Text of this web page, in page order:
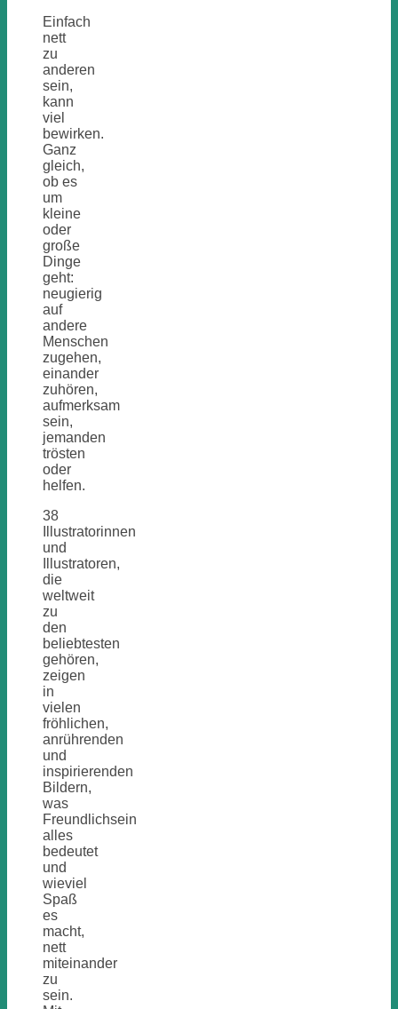
Einfach
nett
zu
anderen
sein,
kann
viel
bewirken.
Ganz
gleich,
ob es
um
kleine
oder
große
Dinge
geht:
neugierig
auf
andere
Menschen
zugehen,
einander
zuhören,
aufmerksam
sein,
jemanden
trösten
oder
helfen.
38
Illustratorinnen
und
Illustratoren,
die
weltweit
zu
den
beliebtesten
gehören,
zeigen
in
vielen
fröhlichen,
anrührenden
und
inspirierenden
Bildern,
was
Freundlichsein
alles
bedeutet
und
wieviel
Spaß
es
macht,
nett
miteinander
zu
sein.